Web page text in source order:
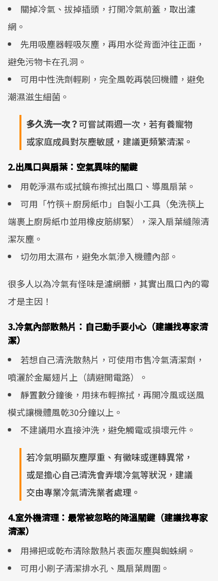
關掉冷氣、拔掉插頭，打開冷氣前蓋，取出濾
網。
先用吸塵器輕吸灰塵，再用水從背面沖往正面，
避免污物卡在孔洞。
可用中性洗劑輕刷，完全風乾再裝回機體，避免
潮濕滋生細菌。
多久洗一次？可嘗試兩週一次，若有養寵物
或家庭成員對灰塵敏感，建議更頻繁清潔。
2.出風口與扇葉：空氣異味的關鍵
用乾淨濕布或拭鏡布擦拭出風口、導風扇葉。
可用「竹筷＋廚房紙巾」自製小工具（免洗筷上
端裹上廚房紙巾並用橡皮筋綁緊），深入扇葉縫隙清
潔灰塵。
切勿用太濕布，避免水氣滲入機體內部。
很多人以為冷氣有怪味是濾網髒，其實出風口內的霉
才是主因！
3.冷氣內部散熱片：自己動手要小心（建議找專家清
潔）
若想自己清洗散熱片，可使用市售冷氣清潔劑，
噴灑於金屬翅片上（請避開電路）。
靜置數分鐘後，用抹布輕擦拭，再開冷風或送風
模式讓機體風乾30分鐘以上。
不建議用水直接沖洗，避免觸電或損壞元件。
若冷氣明顯灰塵厚重、有黴味或運轉異常，
或是擔心自己清洗會弄壞冷氣等狀況，建議
交由專業冷氣清洗業者處理。
4.室外機清理：最常被忽略的降溫關鍵（建議找專家
清潔）
用掃把或乾布清除散熱片表面灰塵與蜘蛛網。
可用小刷子清潔排水孔、風扇葉周圍。